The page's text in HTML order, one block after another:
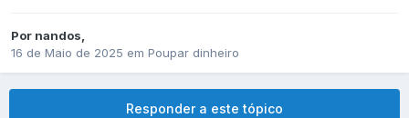
Por nandos,
16 de Maio de 2025 em Poupar dinheiro
Responder a este tópico